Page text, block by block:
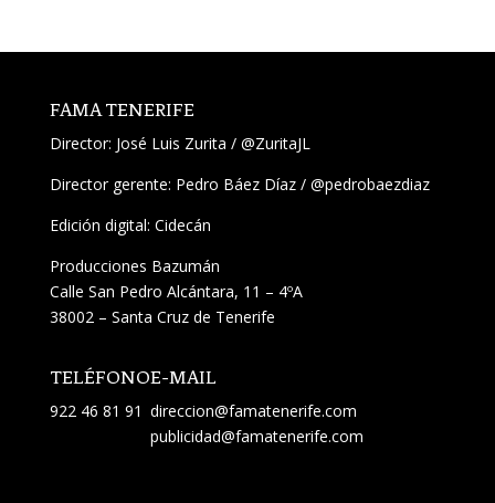
FAMA TENERIFE
Director: José Luis Zurita / @ZuritaJL
Director gerente: Pedro Báez Díaz / @pedrobaezdiaz
Edición digital: Cidecán
Producciones Bazumán
Calle San Pedro Alcántara, 11 – 4ºA
38002 – Santa Cruz de Tenerife
TELÉFONO
922 46 81 91
E-MAIL
direccion@famatenerife.com
publicidad@famatenerife.com